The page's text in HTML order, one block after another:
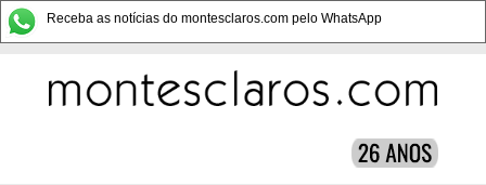
Receba as notícias do montesclaros.com pelo WhatsApp